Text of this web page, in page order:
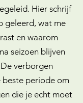
Hier schrijf
geleerd, wat me
en waarom
seizoen blijven
verborgen
periode om
die je echt moet